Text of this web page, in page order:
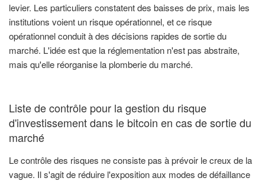
levier. Les particuliers constatent des baisses de prix, mais les
institutions voient un risque opérationnel, et ce risque
opérationnel conduit à des décisions rapides de sortie du
marché. L'idée est que la réglementation n'est pas abstraite,
mais qu'elle réorganise la plomberie du marché.
Liste de contrôle pour la gestion du risque
d'investissement dans le bitcoin en cas de sortie du
marché
Le contrôle des risques ne consiste pas à prévoir le creux de la
vague. Il s'agit de réduire l'exposition aux modes de défaillance